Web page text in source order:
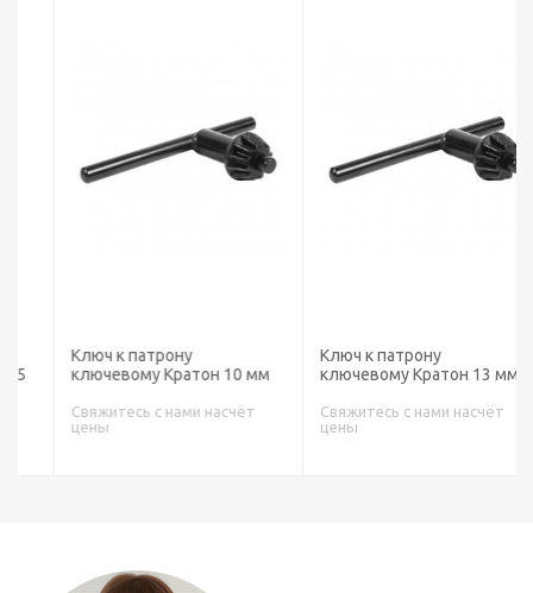
Ключ к патрону
ключевому Кратон 10 мм
Свяжитесь с нами насчёт
цены
Ключ к патрону
ключевому Кратон 13 мм
Свяжитесь с нами насчёт
цены